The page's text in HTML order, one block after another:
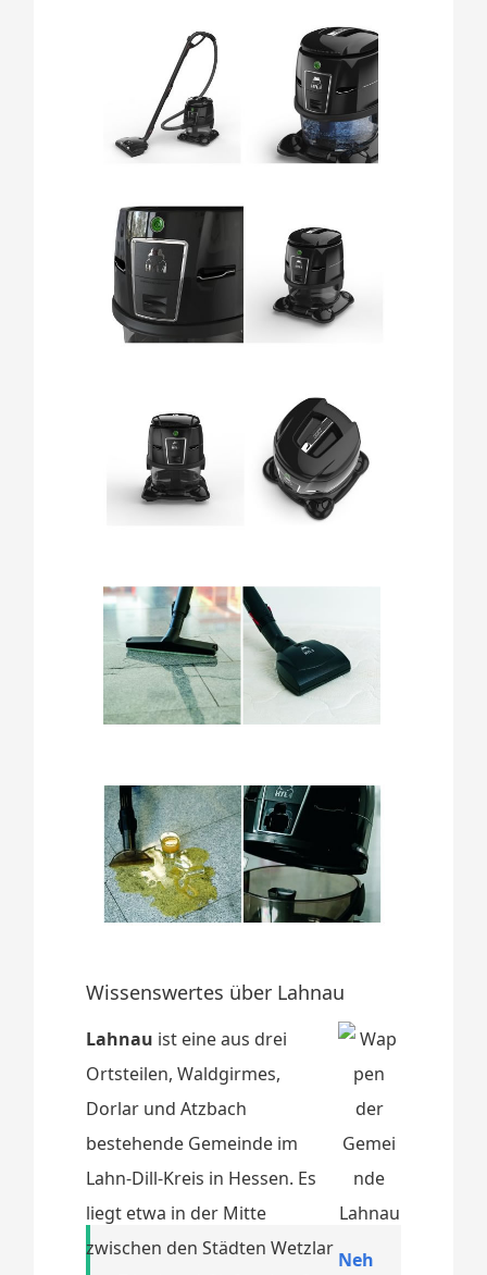
Wissenswertes über Lahnau
Lahnau ist eine aus drei
Ortsteilen, Waldgirmes,
Dorlar und Atzbach
bestehende Gemeinde im
Lahn-Dill-Kreis in Hessen. Es
liegt etwa in der Mitte
zwischen den Städten Wetzlar Neh